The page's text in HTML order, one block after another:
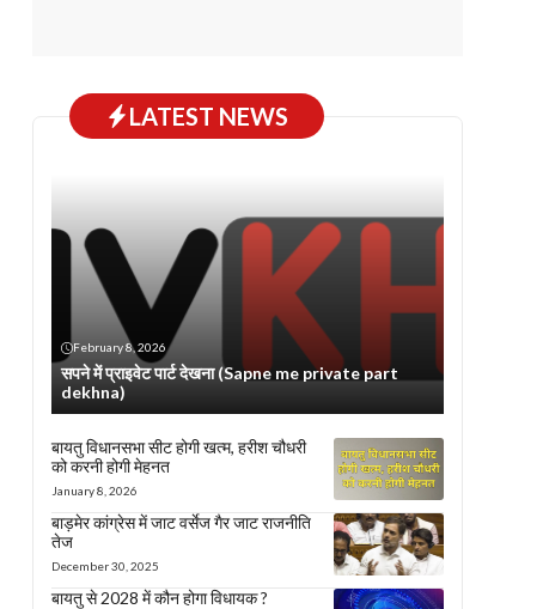
LATEST NEWS
February 8, 2026
सपने में प्राइवेट पार्ट देखना (Sapne me private part
dekhna)
बायतु विधानसभा सीट होगी खत्म, हरीश चौधरी
को करनी होगी मेहनत
January 8, 2026
बाड़मेर कांग्रेस में जाट वर्सेज गैर जाट राजनीति
तेज
December 30, 2025
बायतु से 2028 में कौन होगा विधायक ?